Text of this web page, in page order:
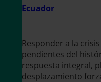
Ecuador
Responder a la
pendientes del
respuesta integral,
desplazamiento